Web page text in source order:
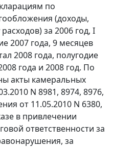
по
(доходы,
за 2006 год, I
2007 года, 9 месяцев
2008 года, полугодие
года и 2008 год. По
акты камеральных
N 8981, 8974, 8976,
от 11.05.2010 N 6380,
в привлечении
ответственности за
за